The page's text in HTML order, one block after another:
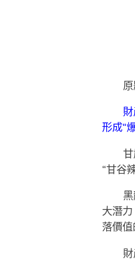
形成“
“甘谷
大潛
落價